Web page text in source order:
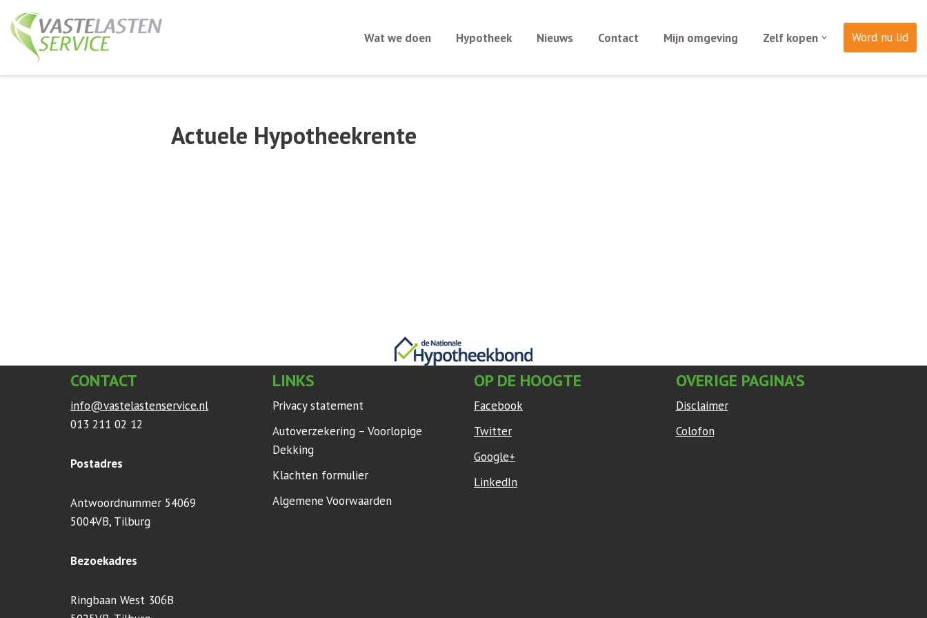
Ga
de
Wat we doen Hypotheek Nieuws Contact Mijn omgeving Zelf kopen Word nu lid
Actuele Hypotheekrente
CONTACT
info@vastelastenservice.nl
013 211 02 12
Postadres
Antwoordnummer 54069
5004VB, Tilburg
Bezoekadres
Ringbaan West 306B
LINKS
Privacy statement
Autoverzekering – Voorlopige
Dekking
Klachten formulier
Algemene Voorwaarden
OP DE HOOGTE
Facebook
Twitter
Google+
LinkedIn
OVERIGE PAGINA’S
Disclaimer
Colofon